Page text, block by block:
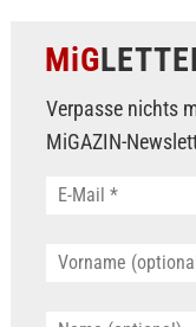
MiG
Verpasse nichts
MiGAZIN-